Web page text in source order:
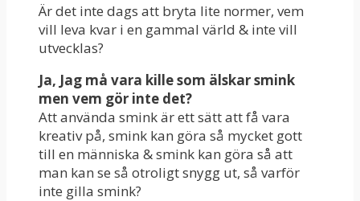
Är det inte dags att bryta lite normer, vem
vill leva kvar i en gammal värld & inte vill
utvecklas?
Ja, Jag må vara kille som älskar smink
men vem gör inte det?
Att använda smink är ett sätt att få vara
kreativ på, smink kan göra så mycket gott
till en människa & smink kan göra så att
man kan se så otroligt snygg ut, så varför
inte gilla smink?